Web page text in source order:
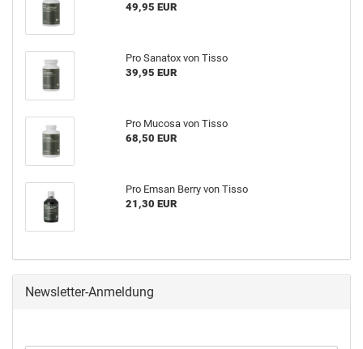
49,95 EUR
Pro Sanatox von Tisso
39,95 EUR
Pro Mucosa von Tisso
68,50 EUR
Pro Emsan Berry von Tisso
21,30 EUR
Newsletter-Anmeldung